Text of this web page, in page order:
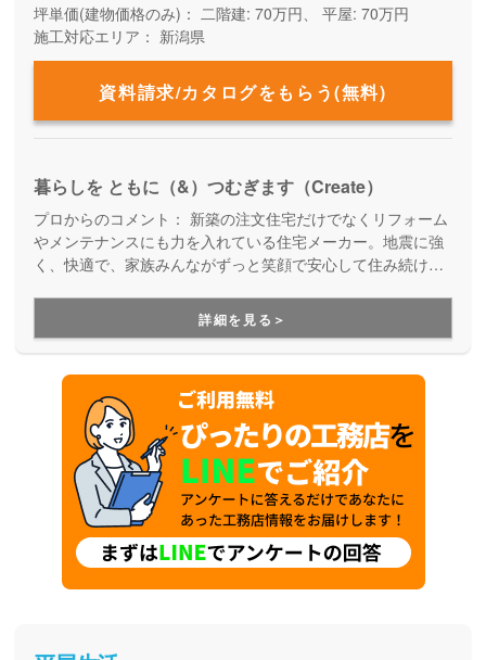
坪単価(建物価格のみ)： 二階建: 70万円、 平屋: 70万円
施工対応エリア： 新潟県
資料請求/カタログをもらう(無料)
暮らしを ともに（&）つむぎます（Create）
プロからのコメント： 新築の注文住宅だけでなくリフォーム
やメンテナンスにも力を入れている住宅メーカー。地震に強
く、快適で、家族みんながずっと笑顔で安心して住み続けら
し全般をトータルでコーディネートしてくれる点も嬉しいポ
イントです。
詳細を見る＞